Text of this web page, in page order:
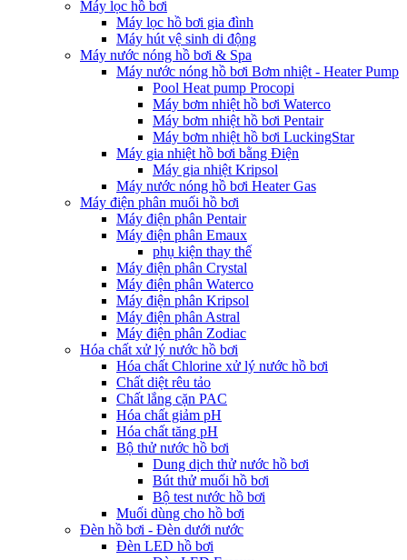
Máy lọc hồ bơi
Máy lọc hồ bơi gia đình
Máy hút vệ sinh di động
Máy nước nóng hồ bơi & Spa
Máy nước nóng hồ bơi Bơm nhiệt - Heater Pump
Pool Heat pump Procopi
Máy bơm nhiệt hồ bơi Waterco
Máy bơm nhiệt hồ bơi Pentair
Máy bơm nhiệt hồ bơi LuckingStar
Máy gia nhiệt hồ bơi bằng Điện
Máy gia nhiệt Kripsol
Máy nước nóng hồ bơi Heater Gas
Máy điện phân muối hồ bơi
Máy điện phân Pentair
Máy điện phân Emaux
phụ kiện thay thế
Máy điện phân Crystal
Máy điện phân Waterco
Máy điện phân Kripsol
Máy điện phân Astral
Máy điện phân Zodiac
Hóa chất xử lý nước hồ bơi
Hóa chất Chlorine xử lý nước hồ bơi
Chất diệt rêu tảo
Chất lắng cặn PAC
Hóa chất giảm pH
Hóa chất tăng pH
Bộ thử nước hồ bơi
Dung dịch thử nước hồ bơi
Bút thử muối hồ bơi
Bộ test nước hồ bơi
Muối dùng cho hồ bơi
Đèn hồ bơi - Đèn dưới nước
Đèn LED hồ bơi